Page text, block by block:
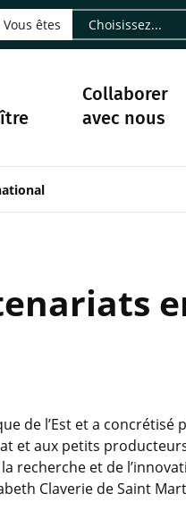
- CIRAD
Facebook - CIRAD
sur Instagram - CIRAD
sur Youtube - CIRAD
suivre sur Bluesky -
Nourrir le vivant, le
Nous contacter par
la page Flux RSS - CIRAD
Vous êtes
Collaborer
avec nous
de l’Est et a concrétisé
et aux petits
recherche et de
Claverie de Saint